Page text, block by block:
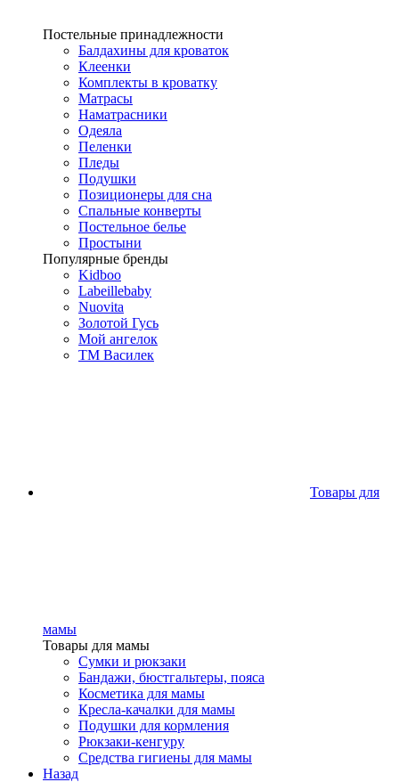
Постельные принадлежности
Балдахины для кроваток
Клеенки
Комплекты в кроватку
Матрасы
Наматрасники
Одеяла
Пеленки
Пледы
Подушки
Позиционеры для сна
Спальные конверты
Постельное белье
Простыни
Популярные бренды
Kidboo
Labeillebaby
Nuovita
Золотой Гусь
Мой ангелок
ТМ Василек
Товары для
мамы
Товары для мамы
Сумки и рюкзаки
Бандажи, бюстгальтеры, пояса
Косметика для мамы
Кресла-качалки для мамы
Подушки для кормления
Рюкзаки-кенгуру
Средства гигиены для мамы
Назад